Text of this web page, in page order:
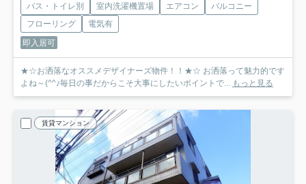
バス・トイレ別 室内洗濯機置場 エアコン
バルコニー
フローリング
電気有
即入居可
★☆お洒落なオススメデザイナーズ物件！！★☆ お洒落って魅力的です
よね～(^^♪毎日の事だからこそ大事にしたいポイントで...
もっと見る
賃貸マンション